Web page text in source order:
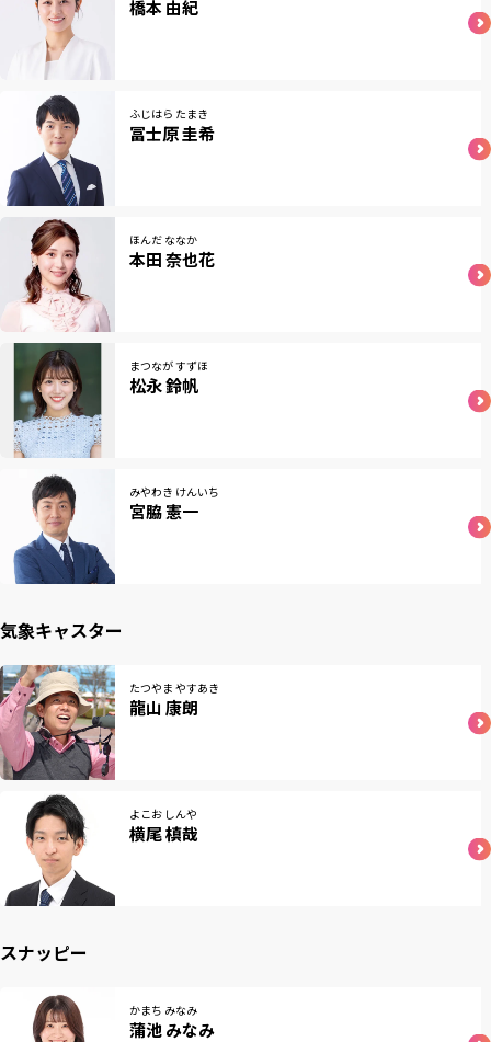
橋本 由紀
ふじはら たまき
冨士原 圭希
ほんだ ななか
本田 奈也花
まつなが すずほ
松永 鈴帆
みやわき けんいち
宮脇 憲一
気象キャスター
たつやま やすあき
龍山 康朗
よこお しんや
横尾 槙哉
スナッピー
かまち みなみ
蒲池 みなみ